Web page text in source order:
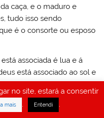
caça, e o maduro e
tudo isso sendo
é o consorte ou esposo
associada é lua e á
está associado ao sol e
quem vemos como
quem veemos como
no site, estará a consentir
mais . Entendi .